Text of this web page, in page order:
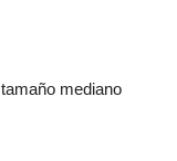
mediano